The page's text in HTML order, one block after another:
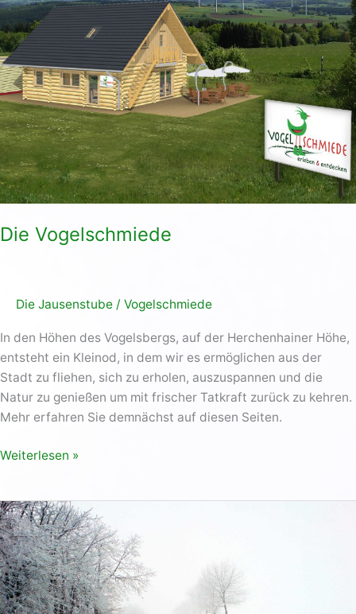
Die Vogelschmiede
Die Jausenstube / Vogelschmiede
In den Höhen des Vogelsbergs, auf der Herchenhainer Höhe,
entsteht ein Kleinod, in dem wir es ermöglichen aus der
Stadt zu fliehen, sich zu erholen, auszuspannen und die
Natur zu genießen um mit frischer Tatkraft zurück zu kehren.
Mehr erfahren Sie demnächst auf diesen Seiten.
Weiterlesen »
Spiel
&
Spaß
im
Winter